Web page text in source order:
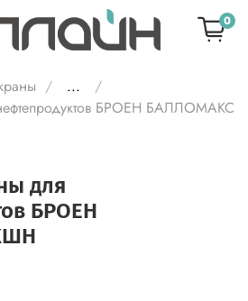
0
...
БРОЕН БАЛЛОМАКС
для
БРОЕН